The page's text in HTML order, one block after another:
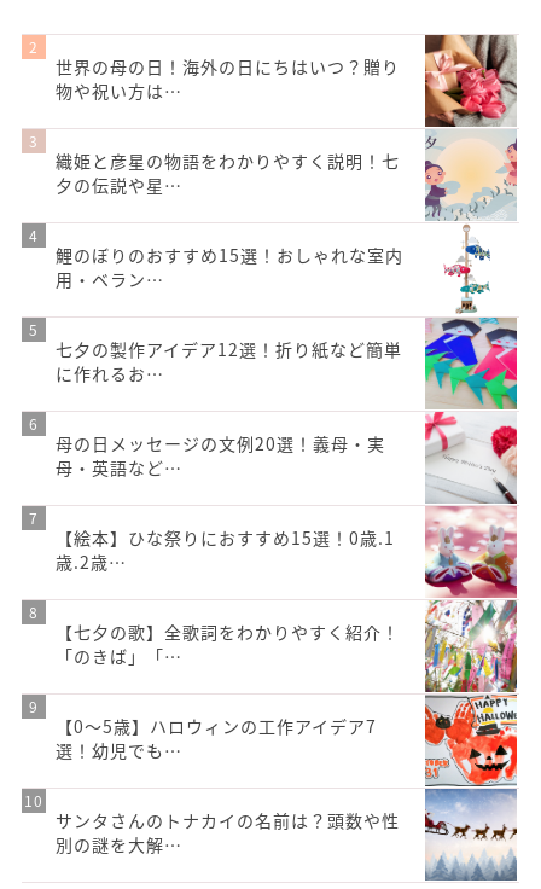
世界の母の日！海外の日にちはいつ？贈り
物や祝い方は…
織姫と彦星の物語をわかりやすく説明！七
夕の伝説や星…
鯉のぼりのおすすめ15選！おしゃれな室内
用・ベラン…
七夕の製作アイデア12選！折り紙など簡単
に作れるお…
母の日メッセージの文例20選！義母・実
母・英語など…
【絵本】ひな祭りにおすすめ15選！0歳.1
歳.2歳…
【七夕の歌】全歌詞をわかりやすく紹介！
「のきば」「…
【0～5歳】ハロウィンの工作アイデア7
選！幼児でも…
サンタさんのトナカイの名前は？頭数や性
別の謎を大解…